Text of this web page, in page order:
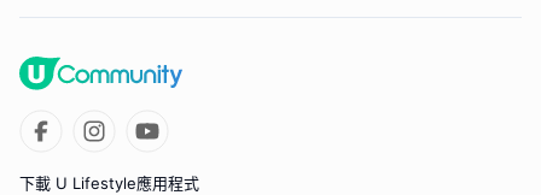
下載 U Lifestyle應用程式